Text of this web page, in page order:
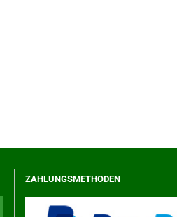
ZAHLUNGSMETHODEN